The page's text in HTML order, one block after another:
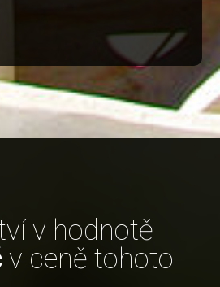
v hodnotě
v ceně tohoto